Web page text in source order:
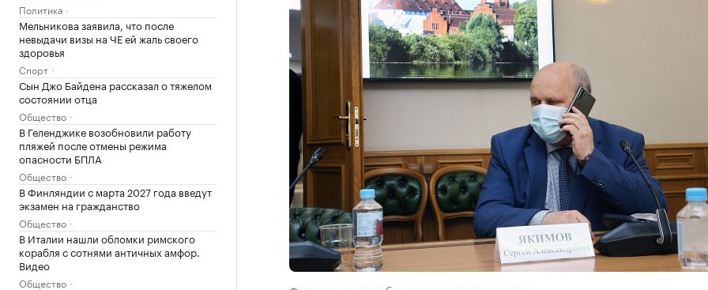
Политика
Мельникова заявила, что после
невыдачи визы на ЧЕ ей жаль своего
здоровья
Спорт
Сын Джо Байдена рассказал о тяжелом
состоянии отца
Общество
В Геленджике возобновили работу
пляжей после отмены режима
опасности БПЛА
Общество
В Финляндии с марта 2027 года введут
экзамен на гражданство
Общество
В Италии нашли обломки римского
корабля с сотнями античных амфор.
Видео
Общество